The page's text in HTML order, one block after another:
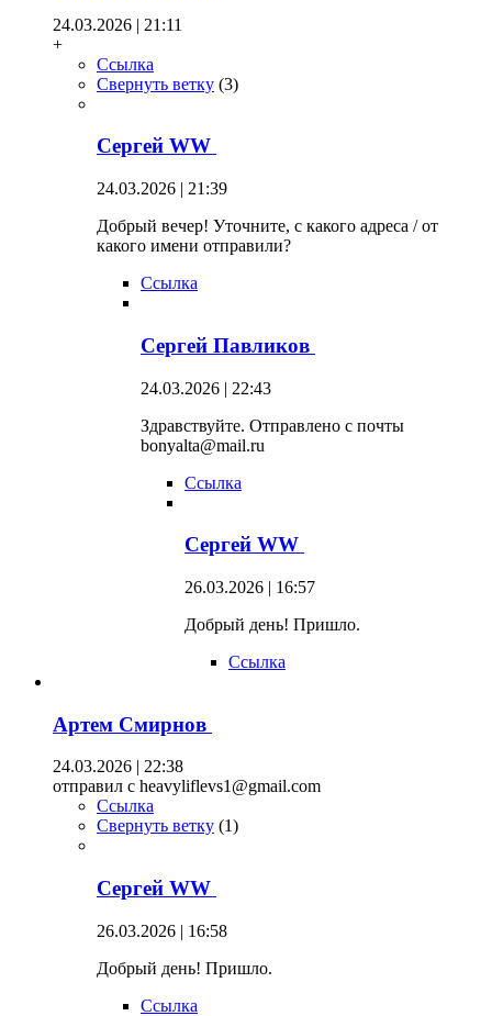
24.03.2026 | 21:11
+
Ссылка
Свернуть ветку (3)
Сергей WW
24.03.2026 | 21:39
Добрый вечер! Уточните, с какого адреса / от
какого имени отправили?
Ссылка
Сергей Павликов
24.03.2026 | 22:43
Здравствуйте. Отправлено с почты
bonyalta@mail.ru
Ссылка
Сергей WW
26.03.2026 | 16:57
Добрый день! Пришло.
Ссылка
Артем Смирнов
24.03.2026 | 22:38
отправил с heavyliflevs1@gmail.com
Ссылка
Свернуть ветку (1)
Сергей WW
26.03.2026 | 16:58
Добрый день! Пришло.
Ссылка